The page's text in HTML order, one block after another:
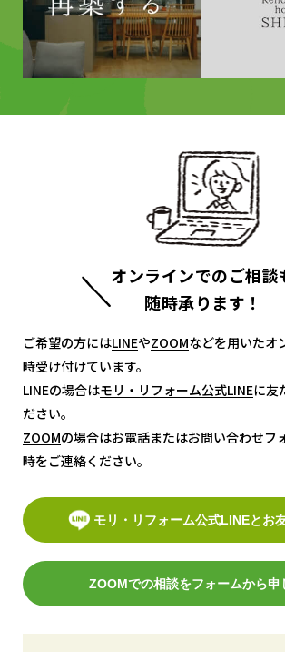
オンラインでのご相談
随時承ります！
ご希望の方にはLINE
LINEやZOOM
ZOOMなどを用いたオ
時受け付けています。
LINEの場合はモリ・リフォーム公式LINE
モリ・リフォーム公式LINEに友
ださい。
ZOOM
ZOOMの場合はお電話またはお問い合わせフ
時をご連絡ください。
モリ・リフォーム公式LINEとお
ZOOMでの相談をフォームから申